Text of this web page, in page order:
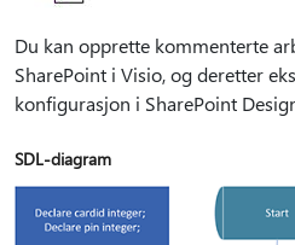
Du kan opprette kommenterte
SharePoint i Visio, og deretter
konfigurasjon i SharePoint
SDL-diagram